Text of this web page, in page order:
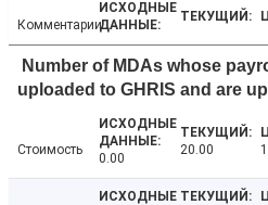
Комментарии
Number of MDAs whose
uploaded to GHRIS and are
Стоимость
0.00
20.00